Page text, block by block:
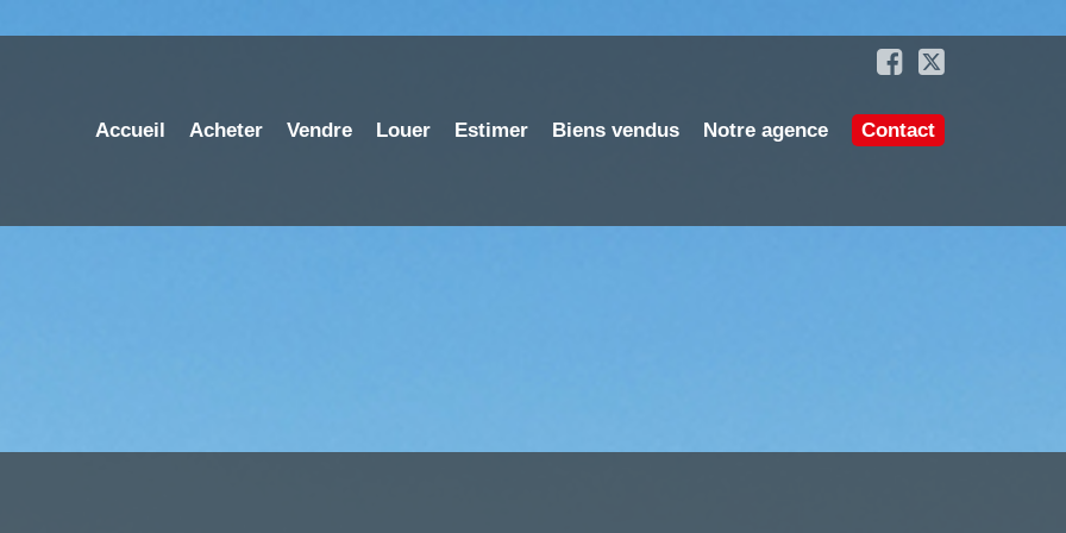
Accueil Acheter Vendre Louer Estimer Biens vendus Notre agence Contact